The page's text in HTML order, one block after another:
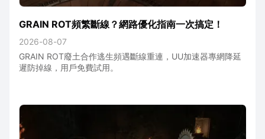
GRAIN ROT頻繁斷線？網路優化指南一次搞定！
2026-08-07
GRAIN ROT廢土合作逃生頻遇斷線重連，UU加速器專網降延
遲防掉線，用戶免費試用。